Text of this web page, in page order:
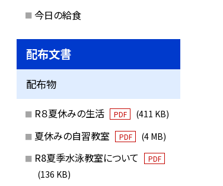
今日の給食
配布文書
配布物
R８夏休みの生活 PDF (411 KB)
夏休みの自習教室 PDF (4 MB)
R8夏季水泳教室について PDF
(136 KB)